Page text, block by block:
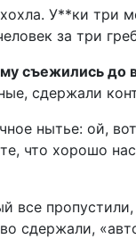
У**ки три
за три
съежились до
сдержали
нытье: ой,
что хорошо
все
сдержали,